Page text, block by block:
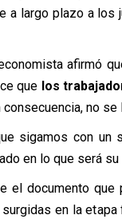
a largo plazo a
afirmó
que los
no se
sigamos con
en lo que será
el documento
en la